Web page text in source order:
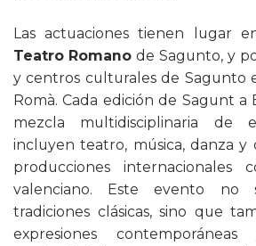
Las actuaciones tienen lugar
Teatro Romano de Sagunto, y
y centros culturales de Sagunto
Romà. Cada edición de Sagunt a
mezcla multidisciplinaria de
incluyen teatro, música, danza y
producciones internacionales
valenciano. Este evento no
tradiciones clásicas, sino que
expresiones contemporáneas